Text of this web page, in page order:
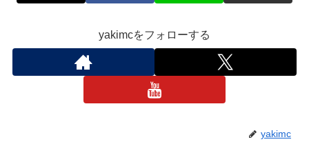
yakimcをフォローする
yakimc